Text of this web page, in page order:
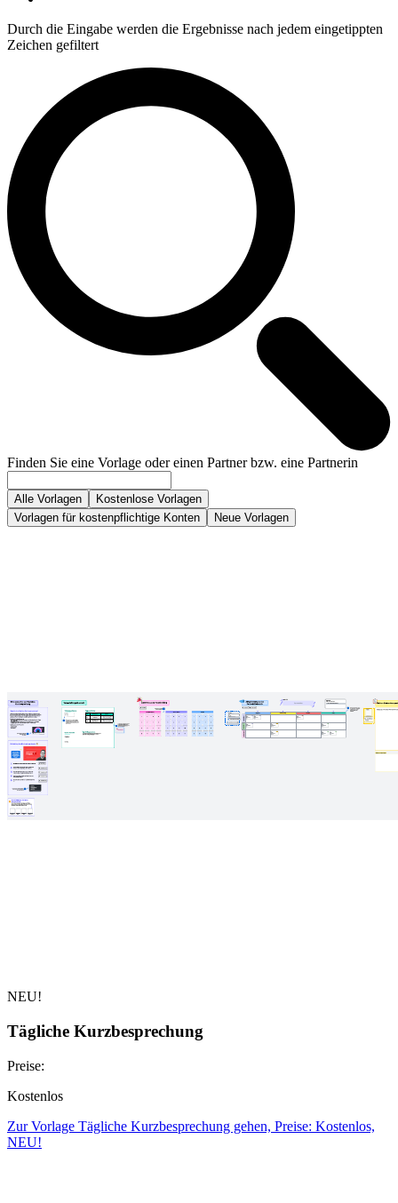
Durch die Eingabe werden die Ergebnisse nach jedem eingetippten
Zeichen gefiltert
Finden Sie eine Vorlage oder einen Partner bzw. eine Partnerin
Alle Vorlagen
Kostenlose Vorlagen
Vorlagen für kostenpflichtige Konten
Neue Vorlagen
NEU!
Tägliche Kurzbesprechung
Preise:
Kostenlos
Zur Vorlage Tägliche Kurzbesprechung gehen, Preise: Kostenlos,
NEU!